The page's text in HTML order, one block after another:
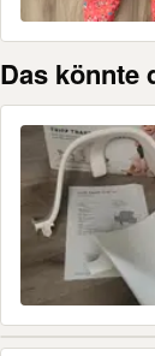
Das könnte